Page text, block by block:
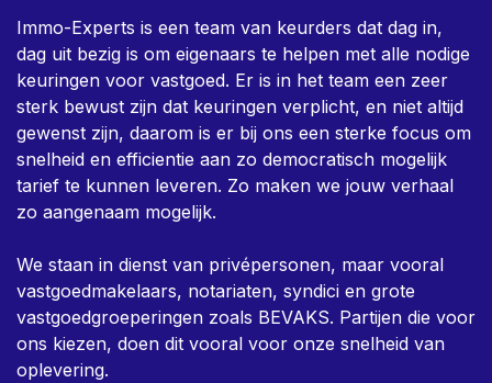
Immo-Experts is een team van keurders dat dag in,
dag uit bezig is om eigenaars te helpen met alle nodige
keuringen voor vastgoed. Er is in het team een zeer
sterk bewust zijn dat keuringen verplicht, en niet altijd
gewenst zijn, daarom is er bij ons een sterke focus om
snelheid en efficientie aan zo democratisch mogelijk
tarief te kunnen leveren. Zo maken we jouw verhaal
zo aangenaam mogelijk.
We staan in dienst van privépersonen, maar vooral
vastgoedmakelaars, notariaten, syndici en grote
vastgoedgroeperingen zoals BEVAKS. Partijen die voor
ons kiezen, doen dit vooral voor onze snelheid van
oplevering.